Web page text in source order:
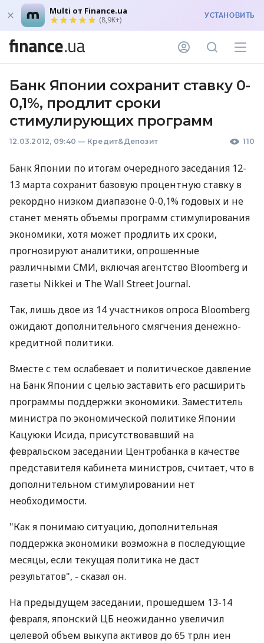
Multi от Finance.ua
(8,9K+) УСТАНОВИТЬ
Банк Японии сохранит ставку 0-
0,1%, продлит сроки
стимулирующих программ
12.03.2012, 09:40 — Кредит&Депозит 110
Банк Японии по итогам очередного заседания 12-
13 марта сохранит базовую процентную ставку в
рекордно низком диапазоне 0-0,1% годовых и не
станет менять объемы программ стимулирования
экономики, хотя может продлить их сроки,
прогнозируют аналитики, опрошенные
различными СМИ, включая агентство Bloomberg и
газеты Nikkei и The Wall Street Journal.
Так, лишь двое из 14 участников опроса Bloomberg
ожидают дополнительного смягчения денежно-
кредитной политики.
Вместе с тем ослабевает и политическое давление
на Банк Японии с целью заставить его расширить
программы поддержки экономики. Заместитель
министра по экономической политике Японии
Кацуюки Исида, присутствовавший на
февральском заседании Центробанка в качестве
представителя кабинета министров, считает, что в
дополнительном стимулировании нет
необходимости.
"Как я понимаю ситуацию, дополнительная
поддержка экономики возможна в последующие
месяцы, если текущая политика не даст
результатов", - сказал он.
На предыдущем заседании, прошедшем 13-14
февраля, японский ЦБ неожиданно увеличил
целевой объем выкупа активов до 65 трлн иен